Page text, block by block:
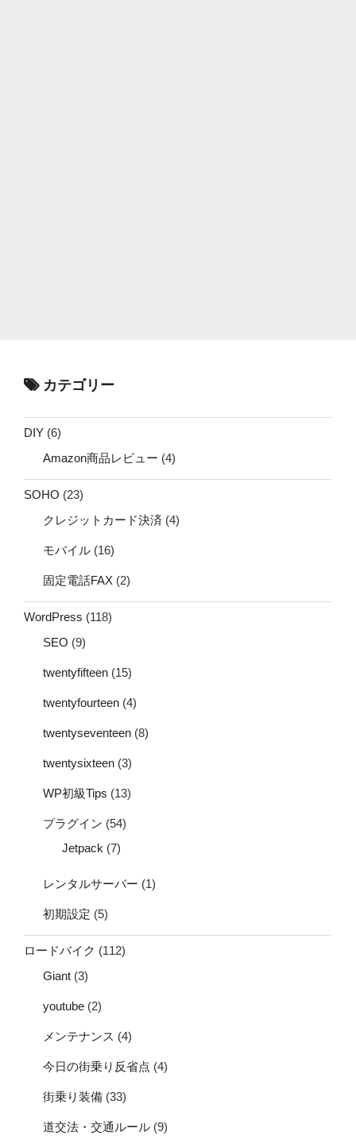
カテゴリー
DIY (6)
Amazon商品レビュー (4)
SOHO (23)
クレジットカード決済 (4)
モバイル (16)
固定電話FAX (2)
WordPress (118)
SEO (9)
twentyfifteen (15)
twentyfourteen (4)
twentyseventeen (8)
twentysixteen (3)
WP初級Tips (13)
プラグイン (54)
Jetpack (7)
レンタルサーバー (1)
初期設定 (5)
ロードバイク (112)
Giant (3)
youtube (2)
メンテナンス (4)
今日の街乗り反省点 (4)
街乗り装備 (33)
道交法・交通ルール (9)